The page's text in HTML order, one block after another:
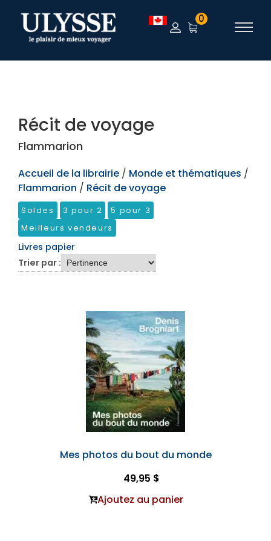
TEST 0
Récit de voyage
Flammarion
Accueil de la librairie / Monde et thématiques /
Flammarion / Récit de voyage
Soldes 3 pour 2
5 pour 3
Meilleurs vendeurs
Livres papier
Trier par :
Mes photos du bout du monde
49,95 $
Ajoutez au panier